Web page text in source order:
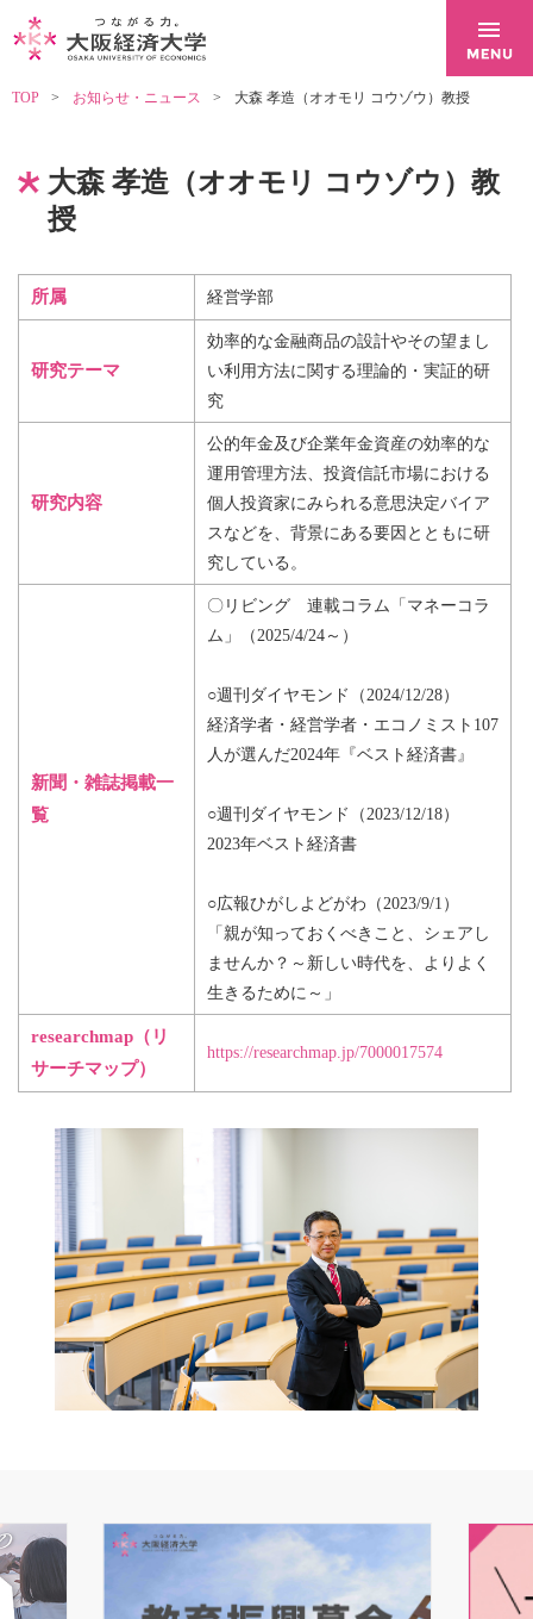
TOP お知らせ・ニュース 大森 孝造（オオモリ コウゾウ）教授
大森 孝造（オオモリ コウゾウ）教
授
所属 経営学部
研究テーマ
効率的な金融商品の設計やその望まし
い利用方法に関する理論的・実証的研
究
研究内容
公的年金及び企業年金資産の効率的な
運用管理方法、投資信託市場における
個人投資家にみられる意思決定バイア
スなどを、背景にある要因とともに研
究している。
新聞・雑誌掲載一
覧
〇リビング 連載コラム「マネーコラ
ム」（2025/4/24～）
○週刊ダイヤモンド（2024/12/28）
経済学者・経営学者・エコノミスト107
人が選んだ2024年『ベスト経済書』
○週刊ダイヤモンド（2023/12/18）
2023年ベスト経済書
○広報ひがしよどがわ（2023/9/1）
「親が知っておくべきこと、シェアし
ませんか？～新しい時代を、よりよく
生きるために～」
researchmap（リ
サーチマップ）
https://researchmap.jp/7000017574